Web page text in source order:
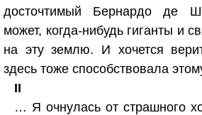
досточтимый Бернардо де
может, когда-нибудь гиганты и
на эту землю. И хочется
здесь тоже способствовала
II
… Я очнулась от страшного